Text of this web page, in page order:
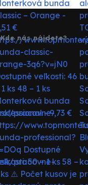
Kde nás nájdete?